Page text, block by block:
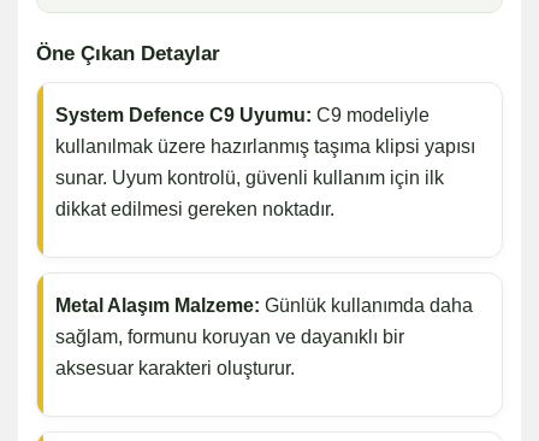
Öne Çıkan Detaylar
System Defence C9 Uyumu: C9 modeliyle
kullanılmak üzere hazırlanmış taşıma klipsi yapısı
sunar. Uyum kontrolü, güvenli kullanım için ilk
dikkat edilmesi gereken noktadır.
Metal Alaşım Malzeme: Günlük kullanımda daha
sağlam, formunu koruyan ve dayanıklı bir
aksesuar karakteri oluşturur.